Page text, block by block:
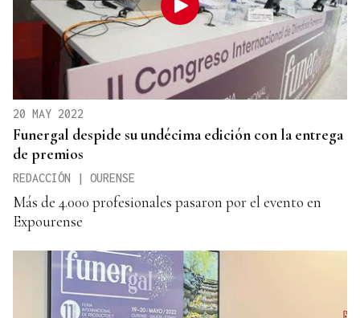
20 MAY 2022
Funergal despide su undécima edición con la entrega
de premios
REDACCIÓN | OURENSE
Más de 4.000 profesionales pasaron por el evento en
Expourense